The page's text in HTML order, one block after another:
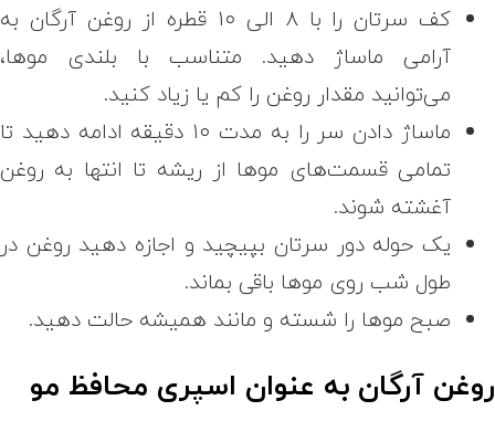
کف سرتان را با ۸ الی ۱۰ قطره از روغن آرگان به
آرامی ماساژ دهید. متناسب با بلندی موها،
می‌توانید مقدار روغن را کم یا زیاد کنید.
ماساژ دادن سر را به مدت ۱۰ دقیقه ادامه دهید تا
تمامی قسمت‌های موها از ریشه تا انتها به روغن
آغشته شوند.
یک حوله دور سرتان بپیچید و اجازه دهید روغن در
طول شب روی موها باقی بماند.
صبح موها را شسته و مانند همیشه حالت دهید.
روغن آرگان به عنوان اسپری محافظ مو